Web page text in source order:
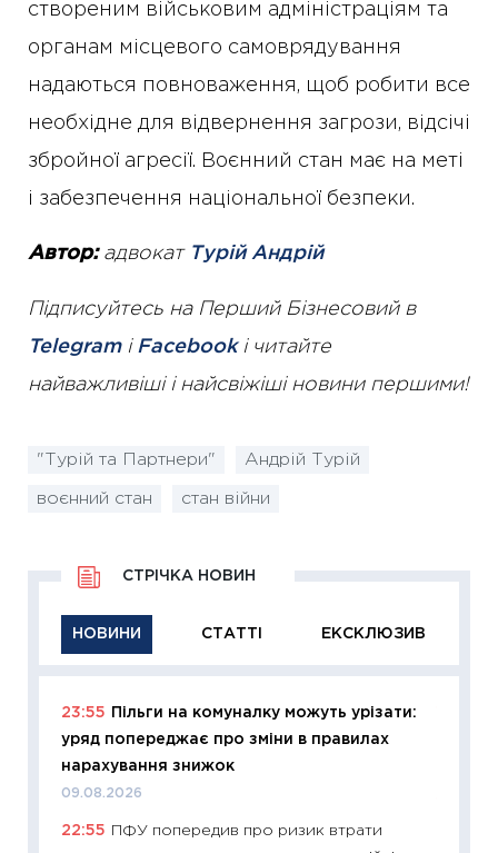
створеним військовим адміністраціям та
органам місцевого самоврядування
надаються повноваження, щоб робити все
необхідне для відвернення загрози, відсічі
збройної агресії. Воєнний стан має на меті
і забезпечення національної безпеки.
Автор: адвокат Турій Андрій
Підписуйтесь на Перший Бізнесовий в
Telegramі Facebookі читайте
найважливіші і найсвіжіші новини першими!
"Турій та Партнери" Андрій Турій
воєнний стан стан війни
НОВИНИ СТАТТІ ЕКСКЛЮЗИВ
СТРІЧКА НОВИН
23:55
Пільги на комуналку можуть урізати:
уряд попереджає про зміни в правилах
нарахування знижок
09.08.2026
22:55
ПФУ попередив про ризик втрати